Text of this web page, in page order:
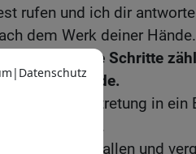
rufen und ich dir
dem Werk deiner Hände.
du meine Schritte
meine Sünde.
meine Übertretung in
übertünchen.
Berg kann zerfallen und